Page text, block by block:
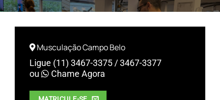
Musculação Campo Belo
Ligue (11) 3467-3375 / 3467-3377
ou
Chame Agora